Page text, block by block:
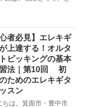
心者必見】エレキギ
上達する！オルタ
ピッキングの基本
法｜第10回 初
ためのエレキギタ
スン
ちは。箕面市・豊中市